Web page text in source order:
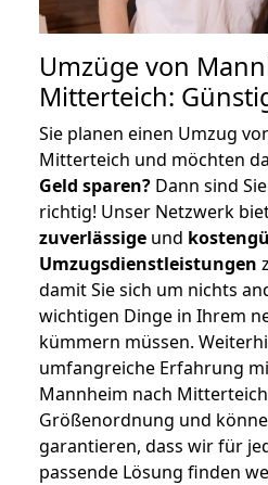
Umzüge von
Mitterteich:
Sie planen einen Umzug
Mitterteich und möchten
Geld sparen? Dann sind
richtig! Unser Netzwerk
zuverlässige und
Umzugsdienstleistungen
damit Sie sich um nichts
wichtigen Dinge in Ihrem
kümmern müssen.
umfangreiche Erfahrung
Mannheim nach
Größenordnung und
garantieren, dass wir für
passende Lösung finden